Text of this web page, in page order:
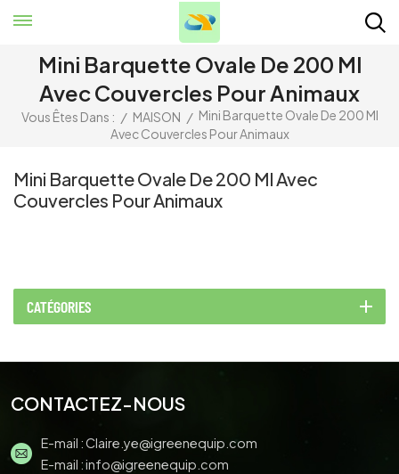
Mini Barquette Ovale De 200 Ml
Avec Couvercles Pour Animaux
Vous Êtes Dans : / MAISON / Mini Barquette Ovale De 200 Ml
Avec Couvercles Pour Animaux
Mini Barquette Ovale De 200 Ml Avec
Couvercles Pour Animaux
CATÉGORIES
CONTACTEZ-NOUS
E-mail :Claire.ye@igreenequip.com
E-mail :info@igreenequip.com